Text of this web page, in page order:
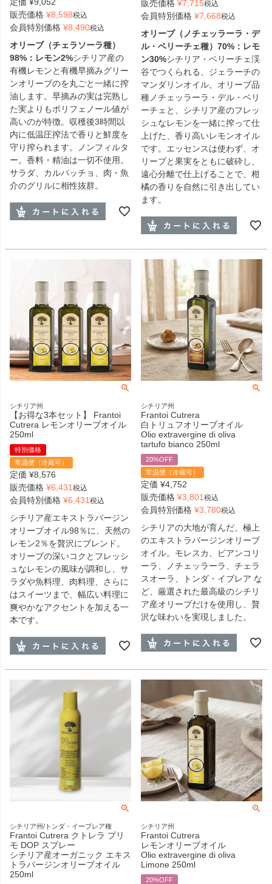
販売価格 ¥8,598税込
会員特別価格 ¥8,490税込
オリーブ（チェラソーラ種）
98%：レモン2%シチリア産の
有機レモンと有機早摘みグリー
ンオリーブのを丸ごと一緒に搾
油します。早摘みの実は完熟し
た実よりもポリフェノール値が
高いのが特徴。収穫後3時間以
内に低温圧搾法で香りと鮮度を
守り搾られます。ノンフィルタ
ー。香料・精油は一切不使用。
サラダ、カルパッチョ、肉・魚
介のグリルに相性抜群。
販売価格 ¥7,715税込
会員特別価格 ¥7,668税込
オリーブ（ノチェッラーラ・デ
ル・ベリーチェ種）70%：レモ
ン30%シチリア・ベリーチェ渓
谷でつくられる、ジェラーチの
マンダリンオイル。オリーブ品
種ノチェッラーラ・デル・ベリ
ーチェと、シチリア産のフレッ
シュなレモンを一緒に搾って仕
上げた、香り高いレモンオイル
です。エッセンスは使わず、オ
リーブと果実をともに破砕し、
遠心分離で仕上げることで、柑
橘の香りを自然に引き出してい
ます。
シチリア州
【お得な3本セット】 Frantoi
Cutrera レモンオリーブオイル
250ml
特別価格
常温便（冷蔵可）
定価 ¥8,576
販売価格 ¥6,431 税込
会員特別価格 ¥6,431 税込
シチリア産エキストラバージン
オリーブオイル98％に、天然の
レモン2％を贅沢にブレンド。
オリーブの深いコクとフレッシ
ュなレモンの風味が調和し、サ
ラダや魚料理、肉料理、さらに
はスイーツまで、幅広い料理に
爽やかなアクセントを加える一
本です。
シチリア州
Frantoi Cutrera
白トリュフオリーブオイル
Olio extravergine di oliva
tartufo bianco 250ml
20%OFF
常温便（冷蔵可）
定価 ¥4,752
販売価格 ¥3,801 税込
会員特別価格 ¥3,780税込
シチリアの大地が育んだ、極上
のエキストラバージンオリーブ
オイル。モレスカ、ビアンコリ
ーラ、ノチェッラーラ、チェラ
スオーラ、トンダ・イブレア な
ど、厳選された最高級のシチリ
ア産オリーブだけを使用し、贅
沢な味わいを実現しました。
シチリア州/トンダ・イーブレア種
Frantoi Cutrera クトレラ プリ
モ DOP スプレー
シチリア産オーガニック エキス
トラバージンオリーブオイル
250ml
シチリア州
Frantoi Cutrera
レモンオリーブオイル
Olio extravergine di oliva
Limone 250ml
20%OFF